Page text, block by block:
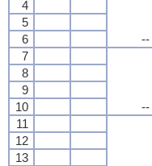
--
4
5
6
7
--
8
9
10
11
12
13